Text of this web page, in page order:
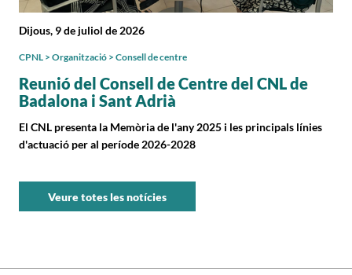
Reunió del Consell de Centre del CNL de
Badalona i Sant Adrià
Dijous, 9 de juliol de 2026
CPNL > Organització > Consell de centre
El CNL presenta la Memòria de l'any 2025 i les principals línies
d'actuació per al període 2026-2028
Veure totes les notícies